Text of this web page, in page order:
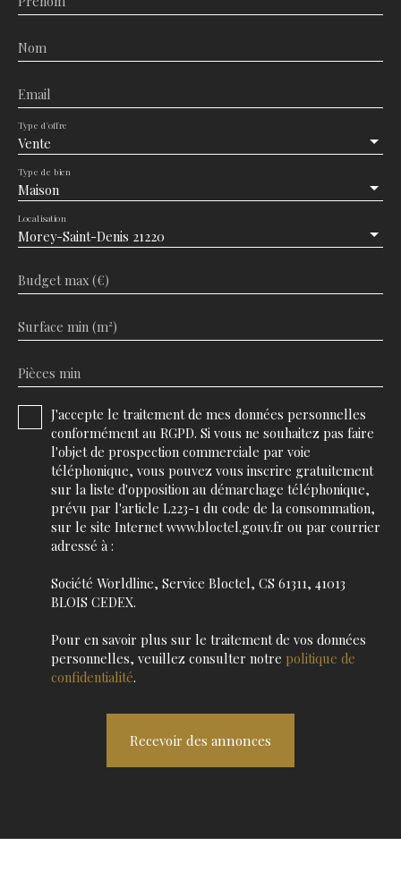
Nom
Email
Vente
Type d'offre
Maison
Type de bien
Morey-Saint-Denis 21220
Localisation
Budget max (€)
Surface min (m²)
Pièces min
J'accepte le traitement de mes données personnelles
conformément au RGPD. Si vous ne souhaitez pas faire
l'objet de prospection commerciale par voie
téléphonique, vous pouvez vous inscrire gratuitement
sur la liste d'opposition au démarchage téléphonique,
prévu par l'article L223-1 du code de la consommation,
sur le site Internet www.bloctel.gouv.fr ou par courrier
adressé à :
Société Worldline, Service Bloctel, CS 61311, 41013
BLOIS CEDEX.
Pour en savoir plus sur le traitement de vos données
personnelles, veuillez consulter notre politique de
confidentialité.
Recevoir des annonces